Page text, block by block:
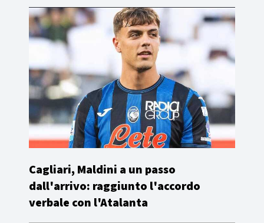
Cagliari, Maldini a un passo
dall'arrivo: raggiunto l'accordo
verbale con l'Atalanta